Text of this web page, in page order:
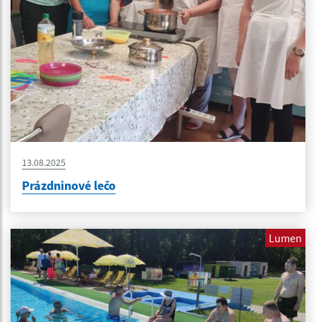
13.08.2025
Prázdninové lečo
Lumen